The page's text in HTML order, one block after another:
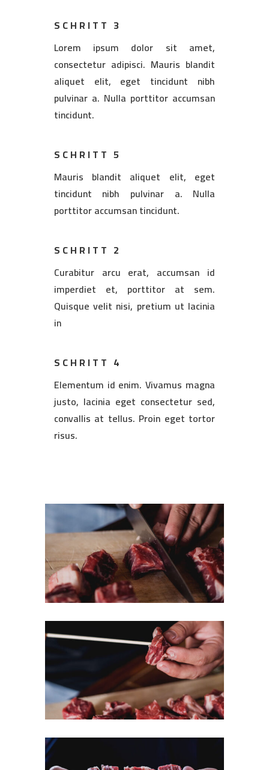
SCHRITT 3
Lorem ipsum dolor sit amet,
consectetur adipisci. Mauris blandit
aliquet elit, eget tincidunt nibh
pulvinar a. Nulla porttitor accumsan
tincidunt.
SCHRITT 5
Mauris blandit aliquet elit, eget
tincidunt nibh pulvinar a. Nulla
porttitor accumsan tincidunt.
SCHRITT 2
Curabitur arcu erat, accumsan id
imperdiet et, porttitor at sem.
Quisque velit nisi, pretium ut lacinia
in
SCHRITT 4
Elementum id enim. Vivamus magna
justo, lacinia eget consectetur sed,
convallis at tellus. Proin eget tortor
risus.